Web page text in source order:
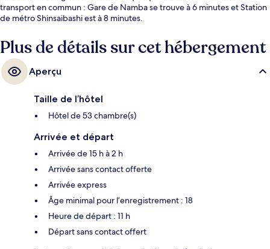
transport en commun : Gare de Namba se trouve à 6 minutes et Station
de métro Shinsaibashi est à 8 minutes.
Plus de détails sur cet hébergement
Aperçu
Taille de l’hôtel
Hôtel de 53 chambre(s)
Arrivée et départ
Arrivée de 15 h à 2 h
Arrivée sans contact offerte
Arrivée express
Âge minimal pour l’enregistrement : 18
Heure de départ : 11 h
Départ sans contact offert